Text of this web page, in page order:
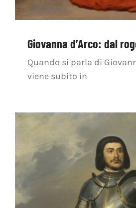
Giovanna d’Arco: dal
Quando si parla di
viene subito in